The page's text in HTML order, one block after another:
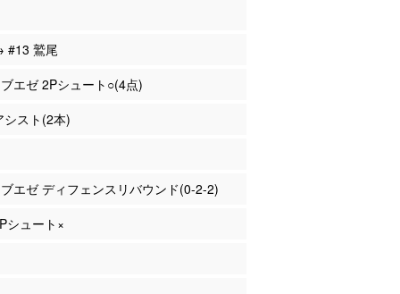
#13 鷲尾
エゼ 2Pシュート○(4点)
スト(2本)
エゼ ディフェンスリバウンド(0-2-2)
シュート×